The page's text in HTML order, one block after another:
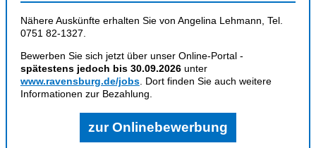
Nähere Auskünfte erhalten Sie von Angelina Lehmann, Tel.
0751 82-1327.
Bewerben Sie sich jetzt über unser Online-Portal -
spätestens jedoch bis 30.09.2026 unter
www.ravensburg.de/jobs. Dort finden Sie auch weitere
Informationen zur Bezahlung.
zur Onlinebewerbung